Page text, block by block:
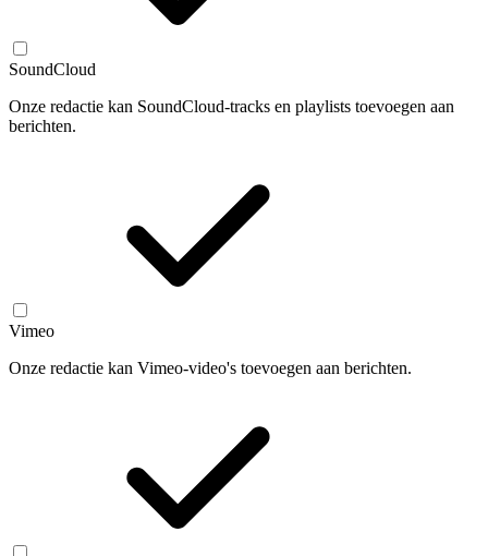
SoundCloud
Onze redactie kan SoundCloud-tracks en playlists toevoegen aan
berichten.
Vimeo
Onze redactie kan Vimeo-video's toevoegen aan berichten.